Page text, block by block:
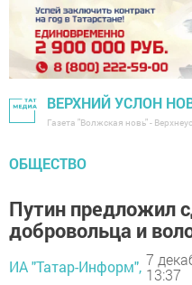
ВЕРХНИЙ УСЛОН
Газета "Волжская новь" -
ОБЩЕСТВО
Путин предложил
добровольца и
ИА "Татар-Информ", 7
13:37